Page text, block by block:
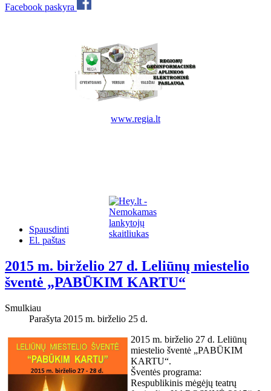
Facebook paskyra
www.regia.lt
Spausdinti
El. paštas
2015 m. birželio 27 d. Leliūnų miestelio
šventė „PABŪKIM KARTU“
Smulkiau
Parašyta 2015 m. birželio 25 d.
2015 m. birželio 27 d. Leliūnų
miestelio šventė „PABŪKIM
KARTU“.
Šventės programa:
Respublikinis mėgėjų teatrų